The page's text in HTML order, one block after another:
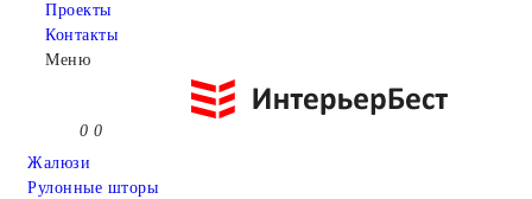
Проекты
Контакты
Меню
0 0
Жалюзи
Рулонные шторы